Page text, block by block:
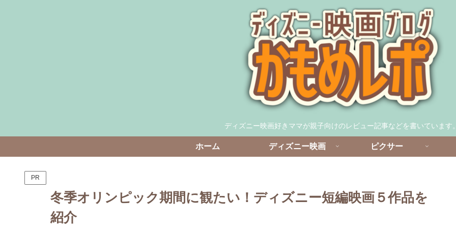
ディズニー映画好きママが親子向けのレビュー記事などを書いています。
ホーム ディズニー映画 ピクサー
PR
冬季オリンピック期間に観たい！ディズニー短編映画５作品を
紹介